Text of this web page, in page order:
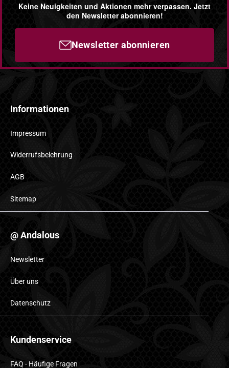
Keine Neuigkeiten und Aktionen mehr verpassen. Jetzt
den Newsletter abonnieren!
Newsletter abonnieren
Informationen
Impressum
Widerrufsbelehrung
AGB
Sitemap
@ Andalous
Newsletter
Über uns
Datenschutz
Kundenservice
FAQ - Häufige Fragen